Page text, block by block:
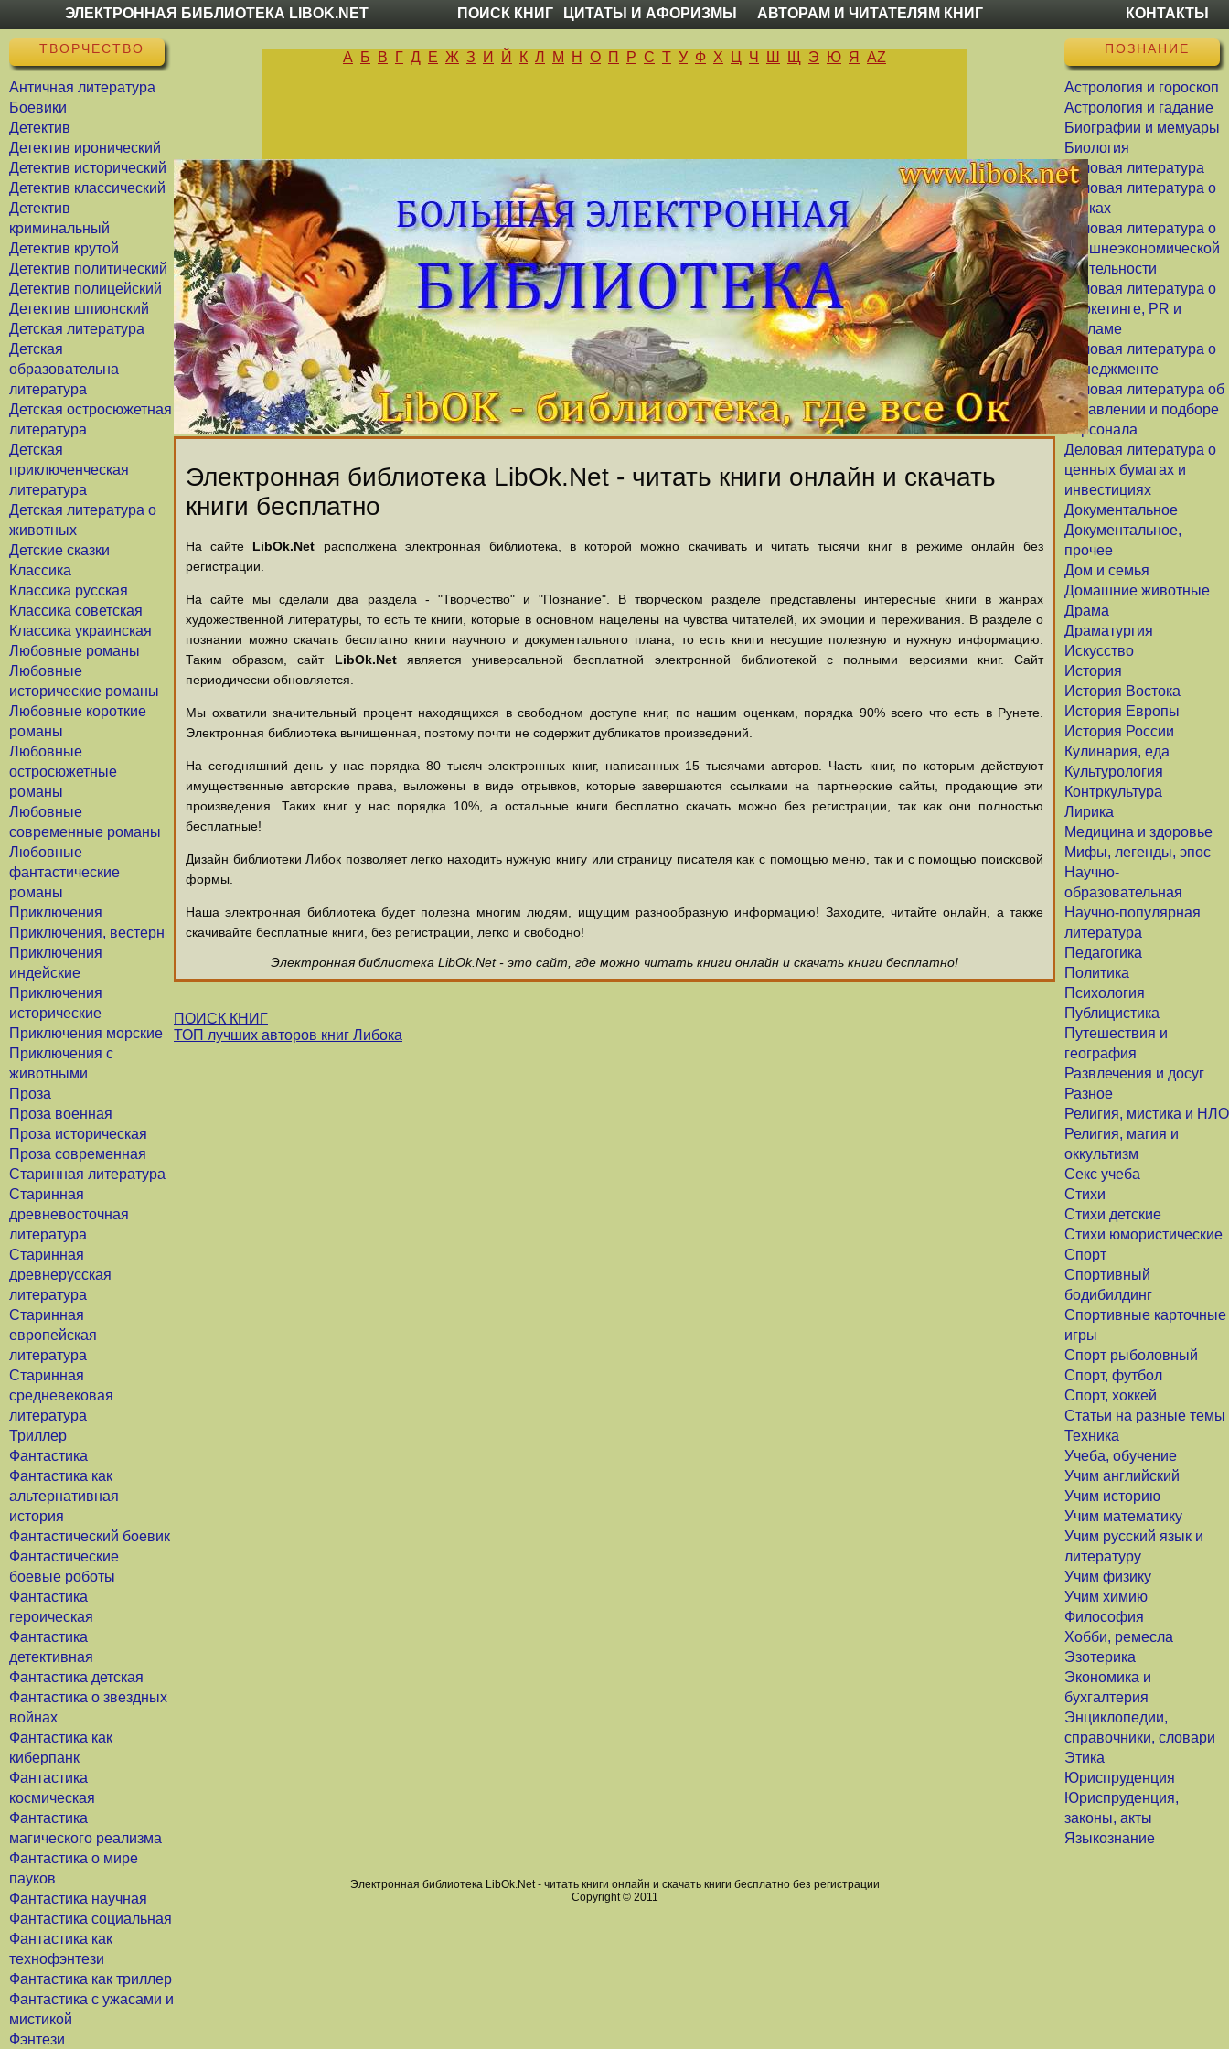
ЭЛЕКТРОННАЯ БИБЛИОТЕКА LIBOK.NET ПОИСК КНИГ ЦИТАТЫ И АФОРИЗМЫ АВТОРАМ И ЧИТАТЕЛЯМ КНИГ КОНТАКТЫ
ТВОРЧЕСТВО
Античная литература
Боевики
Детектив
Детектив иронический
Детектив исторический
Детектив классический
Детектив
криминальный
Детектив крутой
Детектив политический
Детектив полицейский
Детектив шпионский
Детская литература
Детская
образовательна
литература
Детская остросюжетная
литература
Детская
приключенческая
литература
Детская литература о
животных
Детские сказки
Классика
Классика русская
Классика советская
Классика украинская
Любовные романы
Любовные
исторические романы
Любовные короткие
романы
Любовные
остросюжетные
романы
Любовные
современные романы
Любовные
фантастические
романы
Приключения
Приключения, вестерн
Приключения
индейские
Приключения
исторические
Приключения морские
Приключения с
животными
Проза
Проза военная
Проза историческая
Проза современная
Старинная литература
Старинная
древневосточная
литература
Старинная
древнерусская
литература
Старинная
европейская
литература
Старинная
средневековая
литература
Триллер
Фантастика
Фантастика как
альтернативная
история
Фантастический боевик
Фантастические
боевые роботы
Фантастика
героическая
Фантастика
детективная
Фантастика детская
Фантастика о звездных
войнах
Фантастика как
киберпанк
Фантастика
космическая
Фантастика
магического реализма
Фантастика о мире
пауков
Фантастика научная
Фантастика социальная
Фантастика как
технофэнтези
Фантастика как триллер
Фантастика с ужасами и
мистикой
Фэнтези
ПОЗНАНИЕ
Астрология и гороскоп
Астрология и гадание
Биографии и мемуары
Биология
Деловая литература
Деловая литература о
банках
Деловая литература о
внешнеэкономической
деятельности
Деловая литература о
маркетинге, PR и
рекламе
Деловая литература о
менеджменте
Деловая литература об
управлении и подборе
персонала
Деловая литература о
ценных бумагах и
инвестициях
Документальное
Документальное,
прочее
Дом и семья
Домашние животные
Драма
Драматургия
Искусство
История
История Востока
История Европы
История России
Кулинария, еда
Культурология
Контркультура
Лирика
Медицина и здоровье
Мифы, легенды, эпос
Научно-
образовательная
Научно-популярная
литература
Педагогика
Политика
Психология
Публицистика
Путешествия и
география
Развлечения и досуг
Разное
Религия, мистика и НЛО
Религия, магия и
оккультизм
Секс учеба
Стихи
Стихи детские
Стихи юмористические
Спорт
Спортивный
бодибилдинг
Спортивные карточные
игры
Спорт рыболовный
Спорт, футбол
Спорт, хоккей
Статьи на разные темы
Техника
Учеба, обучение
Учим английский
Учим историю
Учим математику
Учим русский язык и
литературу
Учим физику
Учим химию
Философия
Хобби, ремесла
Эзотерика
Экономика и
бухгалтерия
Энциклопедии,
справочники, словари
Этика
Юриспруденция
Юриспруденция,
законы, акты
Языкознание
А Б В Г Д Е Ж З И Й К Л М Н О П Р С Т У Ф Х Ц Ч Ш Щ Э Ю Я AZ
Электронная библиотека LibOk.Net - читать книги онлайн и скачать
книги бесплатно
На сайте LibOk.Net располжена электронная библиотека, в которой можно скачивать и читать тысячи книг в режиме онлайн без
регистрации.
На сайте мы сделали два раздела - "Творчество" и "Познание". В творческом разделе представлены интересные книги в жанрах
художественной литературы, то есть те книги, которые в основном нацелены на чувства читателей, их эмоции и переживания. В разделе о
познании можно скачать бесплатно книги научного и документального плана, то есть книги несущие полезную и нужную информацию.
Таким образом, сайт LibOk.Netявляется универсальной бесплатной электронной библиотекой с полными версиями книг. Сайт
периодически обновляется.
Мы охватили значительный процент находящихся в свободном доступе книг, по нашим оценкам, порядка 90% всего что есть в Рунете.
Электронная библиотека вычищенная, поэтому почти не содержит дубликатов произведений.
На сегодняшний день у нас порядка 80 тысяч электронных книг, написанных 15 тысячами авторов. Часть книг, по которым действуют
имущественные авторские права, выложены в виде отрывков, которые завершаются ссылками на партнерские сайты, продающие эти
произведения. Таких книг у нас порядка 10%, а остальные книги бесплатно скачать можно без регистрации, так как они полностью
бесплатные!
Дизайн библиотеки Либок позволяет легко находить нужную книгу или страницу писателя как с помощью меню, так и с помощью поисковой
формы.
Наша электронная библиотека будет полезна многим людям, ищущим разнообразную информацию! Заходите, читайте онлайн, а также
скачивайте бесплатные книги, без регистрации, легко и свободно!
Электронная библиотека LibOk.Net - это сайт, где можно читать книги онлайн и скачать книги бесплатно!
ПОИСК КНИГ
ТОП лучших авторов книг Либока
Электронная библиотека LibOk.Net - читать книги онлайн и скачать книги бесплатно без регистрации
Copyright © 2011